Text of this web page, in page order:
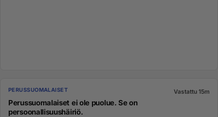
PERUSSUOMALAISET Vastattu 15m
Perussuomalaiset ei ole puolue. Se on
persoonallisuushäiriö.